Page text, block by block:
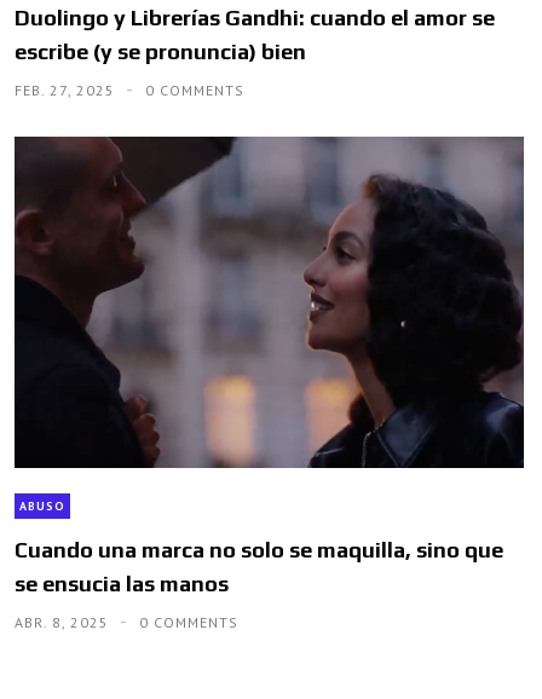
Duolingo y Librerías Gandhi: cuando el amor se
escribe (y se pronuncia) bien
FEB. 27, 2025 0 COMMENTS
ABUSO
Cuando una marca no solo se maquilla, sino que
se ensucia las manos
ABR. 8, 2025 0 COMMENTS